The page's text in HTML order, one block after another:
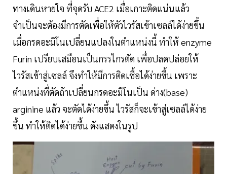
ทางเดินหายใจ ที่จุดรับ ACE2 เมื่อเกาะติดแน่นแล้ว
จำเป็นจะต้องมีการตัดเพื่อให้ตัวไวรัสเข้าเซลล์ได้ง่ายขึ้น
เมื่อกรดอะมิโนเปลี่ยนแปลงในตำแหน่งนี้ ทำให้ enzyme
Furin เปรียบเสมือนเป็นกรรไกรตัด เพื่อปลดปล่อยให้
ไวรัสเข้าสู่เซลล์ จึงทำให้มีการติดเชื้อได้ง่ายขึ้น เพราะ
ตำแหน่งที่ตัดถ้าเปลี่ยนกรดอะมิโนเป็น ด่าง(base)
arginine แล้ว จะตัดได้ง่ายขึ้น ไวรัสก็จะเข้าสู่เซลล์ได้ง่าย
ขึ้น ทำให้ติดได้ง่ายขึ้น ดังแสดงในรูป